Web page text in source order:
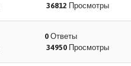
36812 Просмотры
0 Ответы
34950 Просмотры